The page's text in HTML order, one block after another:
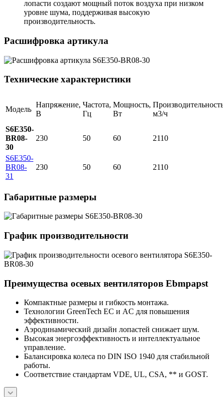
лопасти создают мощный поток воздуха при низком
уровне шума, поддерживая высокую
производительность.
Расшифровка артикула
Технические характеристики
Модель
Напряжение,
В
Частота,
Гц
Мощность,
Вт
м3/ч
S6E350-
BR08-
30
230 50 60 2110
S6E350-
BR08-
31
230 50 60 2110
Габаритные размеры
График производительности
Преимущества осевых вентиляторов Ebmpapst
Компактные размеры и гибкость монтажа.
Технологии GreenTech EC и AC для повышения
эффективности.
Аэродинамический дизайн лопастей снижает шум.
Высокая энергоэффективность и интеллектуальное
управление.
Балансировка колеса по DIN ISO 1940 для стабильной
работы.
Соответствие стандартам VDE, UL, CSA, ** и GOST.